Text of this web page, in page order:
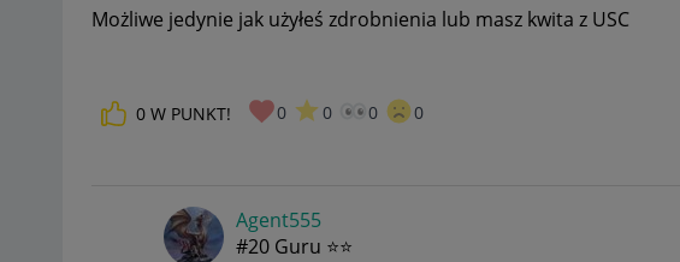
Możliwe jedynie jak użyłeś zdrobnienia lub masz kwita z USC
0 W PUNKT! 0 0 0 0
Agent555
#20 Guru ⭐⭐